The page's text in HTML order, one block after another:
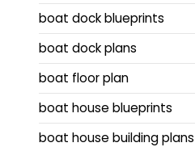
boat dock blueprints
boat dock plans
boat floor plan
boat house blueprints
boat house building plans